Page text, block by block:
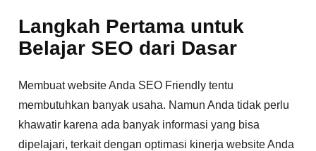
Langkah Pertama untuk
Belajar SEO dari Dasar
Membuat website Anda SEO Friendly tentu
membutuhkan banyak usaha. Namun Anda tidak perlu
khawatir karena ada banyak informasi yang bisa
dipelajari, terkait dengan optimasi kinerja website Anda